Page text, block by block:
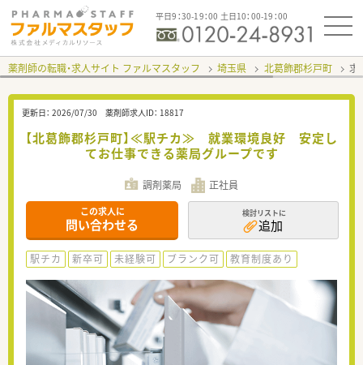
平日9：30-19：00 土日10：00-19：00
薬剤師の転職・求人サイト ファルマスタッフ 埼玉県 北葛飾郡杉戸町 求
更新日： 2026/07/30 薬剤師求人ID： 18817
【北葛飾郡杉戸町】≪駅チカ≫ 就業環境良好 安定し
てお仕事できる薬局グループです
調剤薬局 正社員
この求人に
問い合わせる
検討リストに
追加
駅チカ 新卒可 未経験可 ブランク可 教育制度あり